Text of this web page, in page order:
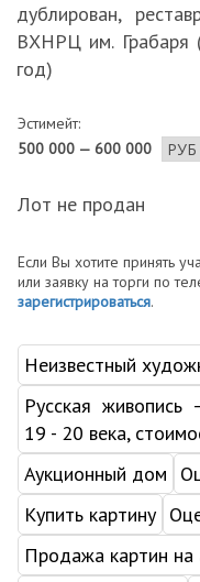
дублирован,
ВХНРЦ им. Грабаря
Эстимейт:
500 000 — 600 000
Лот не продан
Если Вы хотите принять
или заявку на торги по
зарегистрироваться.
Неизвестный
Русская живопись
19 - 20 века,
Аукционный дом
Купить картину
Продажа картин на